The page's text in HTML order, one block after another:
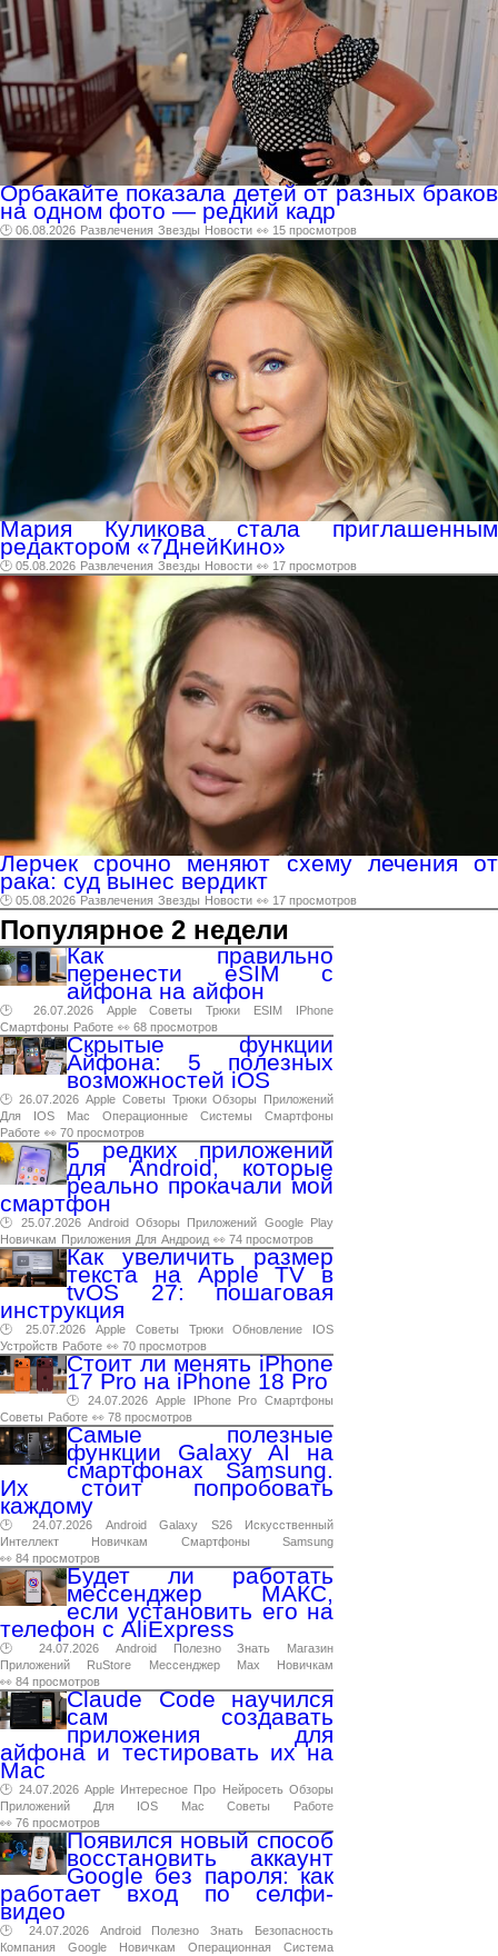
Орбакайте показала детей от разных браков
на одном фото — редкий кадр
🕑 06.08.2026 Развлечения Звезды Новости 👀 15 просмотров
Мария Куликова стала приглашенным
редактором «7ДнейКино»
🕑 05.08.2026 Развлечения Звезды Новости 👀 17 просмотров
Лерчек срочно меняют схему лечения от
рака: суд вынес вердикт
🕑 05.08.2026 Развлечения Звезды Новости 👀 17 просмотров
Популярное 2 недели
Как правильно
перенести eSIM с
айфона на айфон
🕑 26.07.2026 Apple Советы Трюки ESIM
IPhone
Смартфоны Работе 👀 68 просмотров
Скрытые функции
Айфона: 5 полезных
возможностей iOS
🕑 26.07.2026 Apple Советы Трюки Обзоры
Приложений
Для
IOS Mac Операционные Системы
Смартфоны
Работе 👀 70 просмотров
5 редких приложений
для Android, которые
реально прокачали мой
смартфон
🕑 25.07.2026 Android Обзоры Приложений Google
Play
Новичкам Приложения Для Андроид 👀 74 просмотров
Как увеличить размер
текста на Apple TV в
tvOS 27: пошаговая
инструкция
🕑 25.07.2026 Apple Советы Трюки Обновление
IOS
Устройств Работе 👀 70 просмотров
Стоит ли менять iPhone
17 Pro на iPhone 18 Pro
🕑 24.07.2026 Apple IPhone Pro Смартфоны
Советы Работе 👀 78 просмотров
Самые полезные
функции Galaxy AI на
смартфонах Samsung.
Их стоит попробовать
каждому
🕑 24.07.2026 Android Galaxy S26
Искусственный
Интеллект
Новичкам Смартфоны
Samsung
👀 84 просмотров
Будет ли работать
мессенджер МАКС,
если установить его на
телефон с AliExpress
🕑 24.07.2026 Android Полезно Знать
Магазин
Приложений
RuStore Мессенджер Max
Новичкам
👀 84 просмотров
Claude Code научился
сам создавать
приложения для
айфона и тестировать их на
Mac
🕑 24.07.2026 Apple Интересное Про Нейросеть Обзоры
Приложений
Для IOS Mac Советы
Работе
👀 76 просмотров
Появился новый способ
восстановить аккаунт
Google без пароля: как
работает вход по селфи-
видео
🕑 24.07.2026 Android Полезно Знать
Безопасность
Компания
Google Новичкам Операционная
Система